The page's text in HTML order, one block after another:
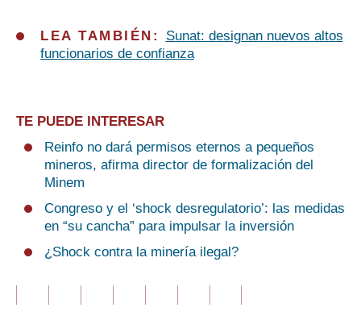
LEA TAMBIÉN: Sunat: designan nuevos altos
funcionarios de confianza
TE PUEDE INTERESAR
Reinfo no dará permisos eternos a pequeños
mineros, afirma director de formalización del
Minem
Congreso y el ‘shock desregulatorio’: las medidas
en “su cancha” para impulsar la inversión
¿Shock contra la minería ilegal?